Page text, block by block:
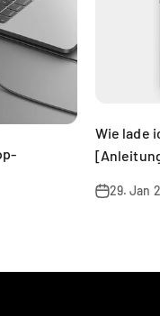
Wie lade
29. Jan